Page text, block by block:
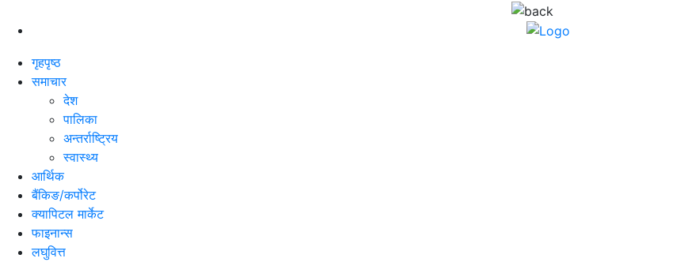
गृहपृष्ठ
समाचार
देश
पालिका
अन्तर्राष्ट्रिय
स्वास्थ्य
आर्थिक
बैंकिङ/कर्पोरेट
क्यापिटल मार्केट
फाइनान्स
लघुवित्त